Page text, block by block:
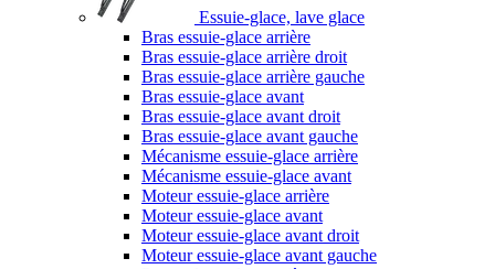
Essuie-glace, lave glace
Bras essuie-glace arrière
Bras essuie-glace arrière droit
Bras essuie-glace arrière gauche
Bras essuie-glace avant
Bras essuie-glace avant droit
Bras essuie-glace avant gauche
Mécanisme essuie-glace arrière
Mécanisme essuie-glace avant
Moteur essuie-glace arrière
Moteur essuie-glace avant
Moteur essuie-glace avant droit
Moteur essuie-glace avant gauche